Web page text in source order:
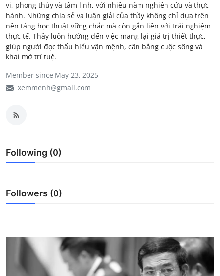
Cung hoàng đạo
Nhân tướng học
Giải mã giấc mơ
Xem Bói
vi, phong thủy và tâm linh, với nhiều năm nghiên cứu và thực
hành. Những chia sẻ và luận giải của thầy không chỉ dựa trên
nền tảng học thuật vững chắc mà còn gắn liền với trải nghiệm
thực tế. Thầy luôn hướng đến việc mang lại giá trị thiết thực,
giúp người đọc thấu hiểu vận mệnh, cân bằng cuộc sống và
khai mở trí tuệ.
Member since May 23, 2025
xemmenh@gmail.com
Following (0)
Followers (0)